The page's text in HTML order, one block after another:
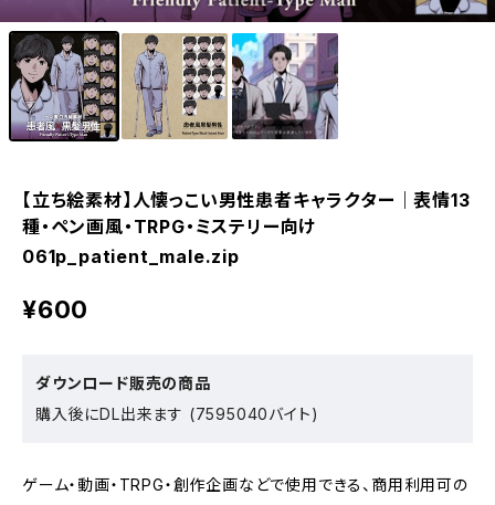
【立ち絵素材】人懐っこい男性患者キャラクター｜表情13
種・ペン画風・TRPG・ミステリー向け
061p_patient_male.zip
¥600
ダウンロード販売の商品
購入後にDL出来ます (7595040バイト)
ゲーム・動画・TRPG・創作企画などで使用できる、商用利用可の